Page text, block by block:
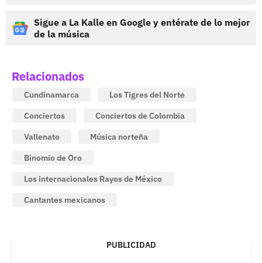
Sigue a La Kalle en Google y entérate de lo mejor
de la música
Relacionados
Cundinamarca
Los Tigres del Norte
Conciertos
Conciertos de Colombia
Vallenato
Música norteña
Binomio de Oro
Los internacionales Rayos de México
Cantantes mexicanos
PUBLICIDAD